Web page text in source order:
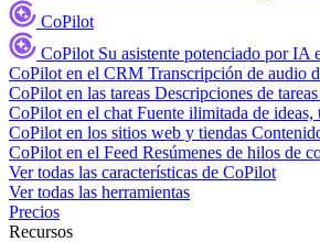
CoPilot
CoPilot Su asistente potenciado por IA
CoPilot en el CRM Transcripción de audio
CoPilot en las tareas Descripciones de
CoPilot en el chat Fuente ilimitada de
CoPilot en los sitios web y tiendas
CoPilot en el Feed Resúmenes de hilos de
Ver todas las características de CoPilot
Ver todas las herramientas
Precios
Recursos